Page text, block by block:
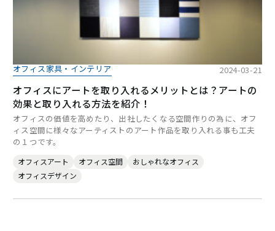
オフィス家具・インテリア 2024-03-21
オフィスにアートを取り入れるメリットとは？アートの
効果と取り入れる方法を紹介！
オフィスの価値を高めたり、出社したくなる空間作りの為に、オフ
ィス空間に様々なアーティストのアート作品を取り入れる事も工夫
の１つです。
オフィスアート オフィス空間
おしゃれなオフィス
オフィスデザイン